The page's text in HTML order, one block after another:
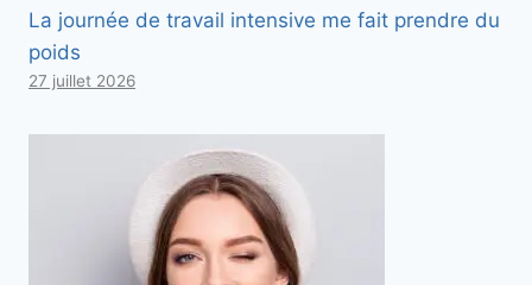
La journée de travail intensive me fait prendre du
poids
27 juillet 2026